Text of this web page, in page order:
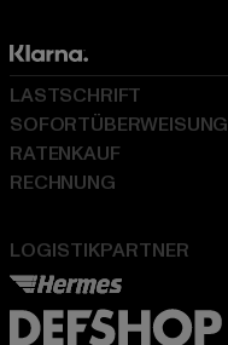
LOGISTIKPARTNER
LASTSCHRIFT
SOFORTÜBERWEISUNG
RATENKAUF
RECHNUNG